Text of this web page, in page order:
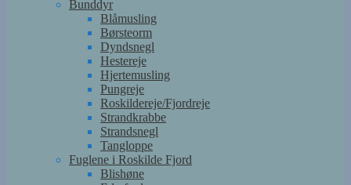
Bunddyr
Blåmusling
Børsteorm
Dyndsnegl
Hestereje
Hjertemusling
Pungreje
Roskildereje/Fjordreje
Strandkrabbe
Strandsnegl
Tangloppe
Fuglene i Roskilde Fjord
Blishøne